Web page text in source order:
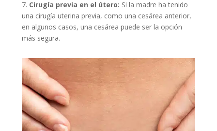
7. Cirugía previa en el útero: Si la madre ha tenido
una cirugía uterina previa, como una cesárea anterior,
en algunos casos, una cesárea puede ser la opción
más segura.